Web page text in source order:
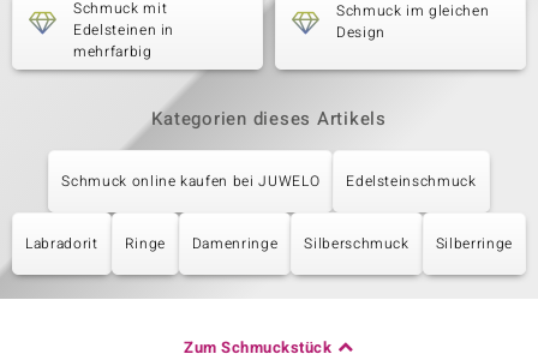
Schmuck mit
Edelsteinen in
mehrfarbig
Schmuck im gleichen
Design
Kategorien dieses Artikels
Schmuck online kaufen bei JUWELO Edelsteinschmuck
Labradorit Ringe Damenringe Silberschmuck Silberringe
Zum Schmuckstück